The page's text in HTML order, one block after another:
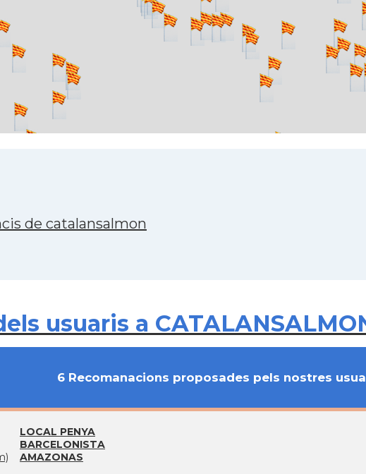
de catalansalmon
usuaris a
6 Recomanacions proposades pels nostres
LOCAL PENYA
BARCELONISTA
AMAZONAS